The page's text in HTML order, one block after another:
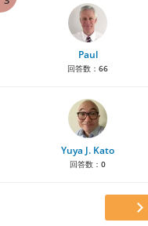
Paul
回答数： 66
Yuya J. Kato
回答数： 0